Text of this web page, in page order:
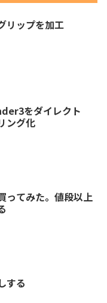
リップを加工
をダイレクト
ング化
ってみた。値段以上
する